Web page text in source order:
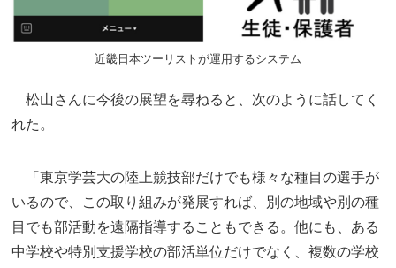
近畿日本ツーリストが運用するシステム
松山さんに今後の展望を尋ねると、次のように話してく
れた。
「東京学芸大の陸上競技部だけでも様々な種目の選手が
いるので、この取り組みが発展すれば、別の地域や別の種
目でも部活動を遠隔指導することもできる。他にも、ある
中学校や特別支援学校の部活単位だけでなく、複数の学校